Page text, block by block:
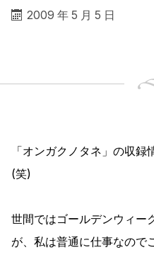
2009 年 5 月 5 日
「オンガクノタネ」の収
(笑)
世間ではゴールデンウィー
が、私は普通に仕事なので